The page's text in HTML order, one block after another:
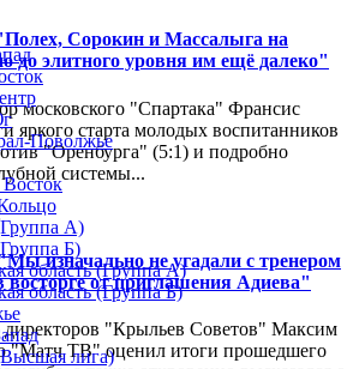
Сорокин и Массалыга на
до элитного уровня им ещё далеко"
московского "Спартака" Франсис
яркого старта молодых воспитанников
"Оренбурга" (5:1) и подробно
системы...
изначально не угадали с тренером
восторге от приглашения Адиева"
директоров "Крыльев Советов" Максим
"Матч ТВ" оценил итоги прошедшего
Поволжье
А)
Б)
область (Группа А)
область (Группа Б)
лига)